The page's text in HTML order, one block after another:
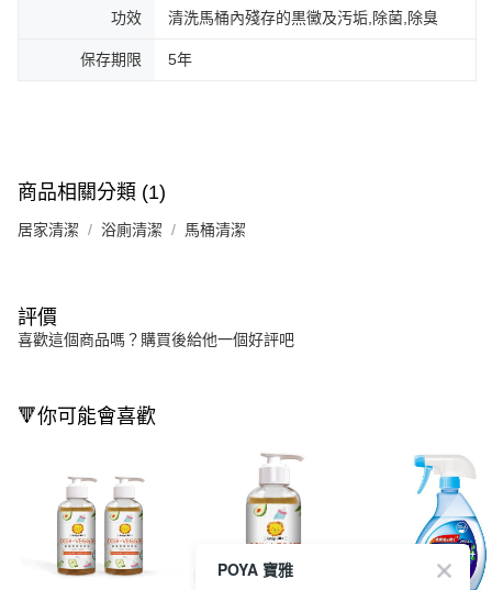
功效 清洗馬桶內殘存的黒黴及汚垢,除菌,除臭
保存期限 5年
商品相關分類 (1)
居家清潔 浴廁清潔 馬桶清潔
評價
喜歡這個商品嗎？購買後給他一個好評吧
🔻你可能會喜歡
POYA 寶雅